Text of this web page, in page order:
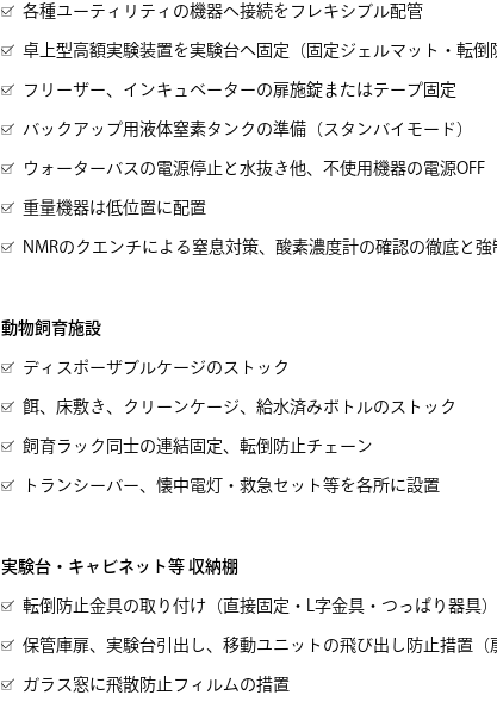
各種ユーティリティの機器へ接続をフレキシブル配管
卓上型高額実験装置を実験台へ固定（固定ジェルマット・転倒
フリーザー、インキュベーターの扉施錠またはテープ固定
バックアップ用液体窒素タンクの準備（スタンバイモード）
ウォーターバスの電源停止と水抜き他、不使用機器の電源OFF
重量機器は低位置に配置
NMRのクエンチによる窒息対策、酸素濃度計の確認の徹底と
動物飼育施設
ディスポーザブルケージのストック
餌、床敷き、クリーンケージ、給水済みボトルのストック
飼育ラック同士の連結固定、転倒防止チェーン
トランシーバー、懐中電灯・救急セット等を各所に設置
実験台・キャビネット等 収納棚
転倒防止金具の取り付け（直接固定・L字金具・つっぱり器具）
保管庫扉、実験台引出し、移動ユニットの飛び出し防止措置（
ガラス窓に飛散防止フィルムの措置